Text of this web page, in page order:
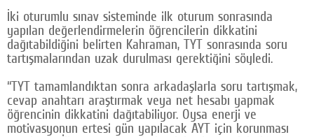
İki oturumlu sınav sisteminde ilk oturum sonrasında
yapılan değerlendirmelerin öğrencilerin dikkatini
dağıtabildiğini belirten Kahraman, TYT sonrasında soru
tartışmalarından uzak durulması gerektiğini söyledi.
“TYT tamamlandıktan sonra arkadaşlarla soru tartışmak,
cevap anahtarı araştırmak veya net hesabı yapmak
öğrencinin dikkatini dağıtabiliyor. Oysa enerji ve
motivasyonun ertesi gün yapılacak AYT için korunması